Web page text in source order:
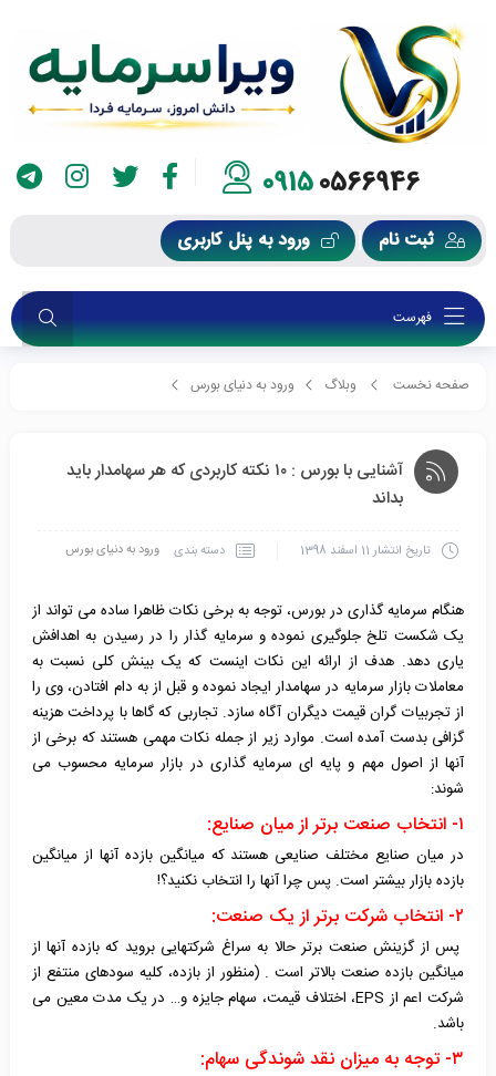
09150566946
ثبت نام ورود به پنل کاربری
فهرست
صفحه نخست وبلاگ ورود به دنیای بورس
آشنایی با بورس : ۱۰ نکته کاربردی که هر سهامدار باید
بداند
تاریخ انتشار11 اسفند 1398 دسته بندی ورود به دنیای بورس
هنگام سرمایه گذاری در بورس، توجه به برخی نکات ظاهرا ساده می تواند از
یک شکست تلخ جلوگیری نموده و سرمایه گذار را در رسیدن به اهدافش
یاری دهد. هدف از ارائه این نکات اینست که یک بینش کلی نسبت به
معاملات بازار سرمایه در سهامدار ایجاد نموده و قبل از به دام افتادن، وی را
از تجربیات گران قیمت دیگران آگاه سازد. تجاربی که گاها با پرداخت هزینه
گزافی بدست آمده است. موارد زیر از جمله نکات مهمی هستند که برخی از
آنها از اصول مهم و پایه ای سرمایه گذاری در بازار سرمایه محسوب می
شوند:
۱- انتخاب صنعت برتراز میان صنایع:
در میان صنایع مختلف صنایعی هستند که میانگین بازده آنها از میانگین
بازده بازار بیشتر است. پس چرا آنها را انتخاب نکنید؟!
۲- انتخاب شرکت برتراز یک صنعت:
پس از گزینش صنعت برتر حالا به سراغ شرکتهایی بروید که بازده آنها از
میانگین بازده صنعت بالاتر است . (منظور از بازده، کلیه سودهای منتفع از
شرکت اعم از EPS، اختلاف قیمت، سهام جایزه و… در یک مدت معین می
باشد.
۳- توجه به میزان نقد شوندگی سهام: